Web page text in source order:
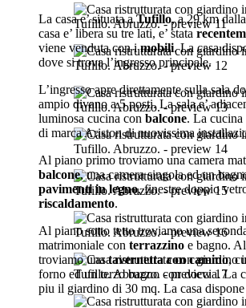
La casa e’ situata aTufillo, a 29 km
casa e’ libera su tre lati, e’ stata
viene venduta con imobili. La casa
dove si trova l’ingresso principale.
L’ingresso apre direttamente sulla sala
ampio divano a 5 posti. La sala e’
luminosa cucina con balcone. La cucina
di marca Ariston di nuovissima
Al piano primo troviamo una camera
balcone, una camera singola ed un
pavimenti in legno, finestre doppio
riscaldamento.
Al piano sotto tetto troviamo una
matrimoniale con terrazzino e bagno.
troviamo unatavernetta con camino,
forno ed un terzo bagno con doccia. La
piu il giardino di 30 mq. La casa